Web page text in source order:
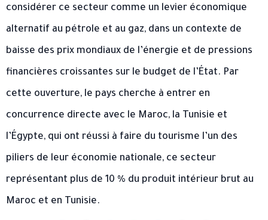
considérer ce secteur comme un levier économique
alternatif au pétrole et au gaz, dans un contexte de
baisse des prix mondiaux de l’énergie et de pressions
financières croissantes sur le budget de l’État. Par
cette ouverture, le pays cherche à entrer en
concurrence directe avec le Maroc, la Tunisie et
l’Égypte, qui ont réussi à faire du tourisme l’un des
piliers de leur économie nationale, ce secteur
représentant plus de 10 % du produit intérieur brut au
Maroc et en Tunisie.